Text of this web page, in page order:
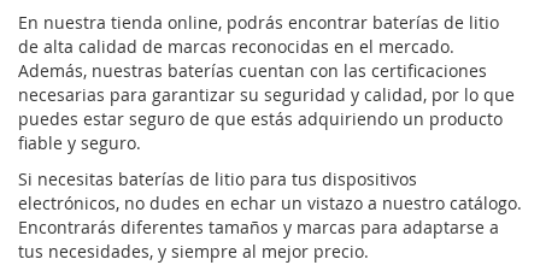
En nuestra tienda online, podrás encontrar baterías de litio
de alta calidad de marcas reconocidas en el mercado.
Además, nuestras baterías cuentan con las certificaciones
necesarias para garantizar su seguridad y calidad, por lo que
puedes estar seguro de que estás adquiriendo un producto
fiable y seguro.
Si necesitas baterías de litio para tus dispositivos
electrónicos, no dudes en echar un vistazo a nuestro catálogo.
Encontrarás diferentes tamaños y marcas para adaptarse a
tus necesidades, y siempre al mejor precio.